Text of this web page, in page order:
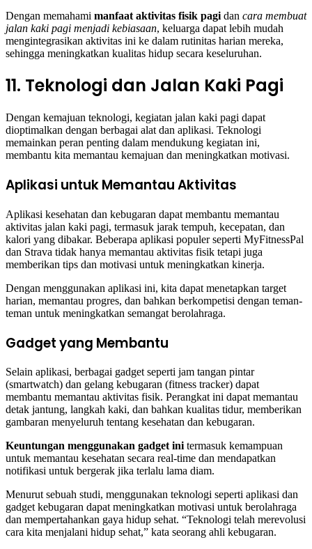
Dengan memahami manfaat aktivitas fisik pagi dan cara membuat
jalan kaki pagi menjadi kebiasaan, keluarga dapat lebih mudah
mengintegrasikan aktivitas ini ke dalam rutinitas harian mereka,
sehingga meningkatkan kualitas hidup secara keseluruhan.
11. Teknologi dan Jalan Kaki Pagi
Dengan kemajuan teknologi, kegiatan jalan kaki pagi dapat
dioptimalkan dengan berbagai alat dan aplikasi. Teknologi
memainkan peran penting dalam mendukung kegiatan ini,
membantu kita memantau kemajuan dan meningkatkan motivasi.
Aplikasi untuk Memantau Aktivitas
Aplikasi kesehatan dan kebugaran dapat membantu memantau
aktivitas jalan kaki pagi, termasuk jarak tempuh, kecepatan, dan
kalori yang dibakar. Beberapa aplikasi populer seperti MyFitnessPal
dan Strava tidak hanya memantau aktivitas fisik tetapi juga
memberikan tips dan motivasi untuk meningkatkan kinerja.
Dengan menggunakan aplikasi ini, kita dapat menetapkan target
harian, memantau progres, dan bahkan berkompetisi dengan teman-
teman untuk meningkatkan semangat berolahraga.
Gadget yang Membantu
Selain aplikasi, berbagai gadget seperti jam tangan pintar
(smartwatch) dan gelang kebugaran (fitness tracker) dapat
membantu memantau aktivitas fisik. Perangkat ini dapat memantau
detak jantung, langkah kaki, dan bahkan kualitas tidur, memberikan
gambaran menyeluruh tentang kesehatan dan kebugaran.
Keuntungan menggunakan gadget ini termasuk kemampuan
untuk memantau kesehatan secara real-time dan mendapatkan
notifikasi untuk bergerak jika terlalu lama diam.
Menurut sebuah studi, menggunakan teknologi seperti aplikasi dan
gadget kebugaran dapat meningkatkan motivasi untuk berolahraga
dan mempertahankan gaya hidup sehat. “Teknologi telah merevolusi
cara kita menjalani hidup sehat,” kata seorang ahli kebugaran.